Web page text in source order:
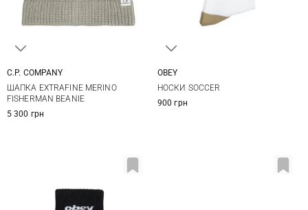
C.P. COMPANY
ШАПКА EXTRAFINE MERINO
FISHERMAN BEANIE
5 300 грн
OBEY
НОСКИ SOCCER
900 грн